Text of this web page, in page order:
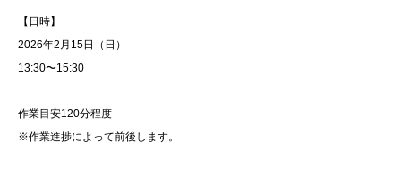
【日時】
2026年2月15日（日）
13:30〜15:30
作業目安120分程度
※作業進捗によって前後します。